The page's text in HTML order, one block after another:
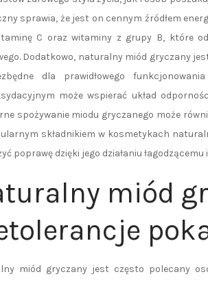
sprawia, że jest on cennym źródłem
C oraz witaminy z grupy B, które
Dodatkowo, naturalny miód gryczany
dla prawidłowego
może wspierać układ
spożywanie miodu gryczanego może
składnikiem w kosmetykach
poprawę dzięki jego działaniu
miód
miód gryczany jest często polecany